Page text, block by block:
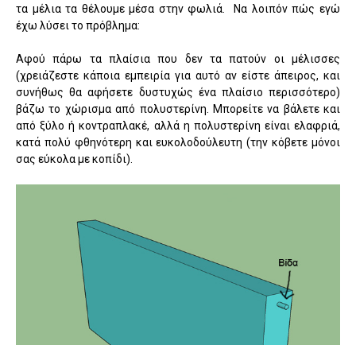
τα μέλια τα θέλουμε μέσα στην φωλιά. Να λοιπόν πώς εγώ
έχω λύσει το πρόβλημα:
Αφού πάρω τα πλαίσια που δεν τα πατούν οι μέλισσες
(χρειάζεστε κάποια εμπειρία για αυτό αν είστε άπειρος, και
συνήθως θα αφήσετε δυστυχώς ένα πλαίσιο περισσότερο)
βάζω το χώρισμα από πολυστερίνη. Μπορείτε να βάλετε και
από ξύλο ή κοντραπλακέ, αλλά η πολυστερίνη είναι ελαφριά,
κατά πολύ φθηνότερη και ευκολοδούλευτη (την κόβετε μόνοι
σας εύκολα με κοπίδι).